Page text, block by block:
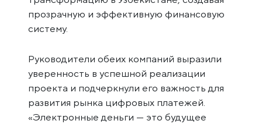
прозрачную и эффективную финансовую
систему.
Руководители обеих компаний выразили
уверенность в успешной реализации
проекта и подчеркнули его важность для
развития рынка цифровых платежей.
«Электронные деньги — это будущее